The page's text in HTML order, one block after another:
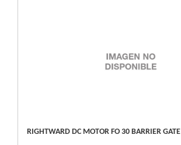
RIGHTWARD DC MOTOR FO 30 BARRIER GATE